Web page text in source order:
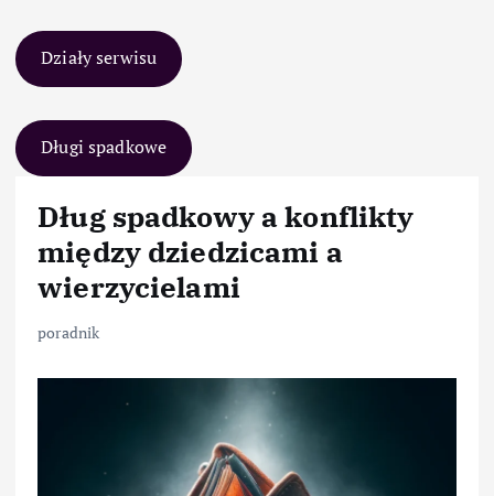
Działy serwisu
Długi spadkowe
Dług spadkowy a konflikty
między dziedzicami a
wierzycielami
poradnik